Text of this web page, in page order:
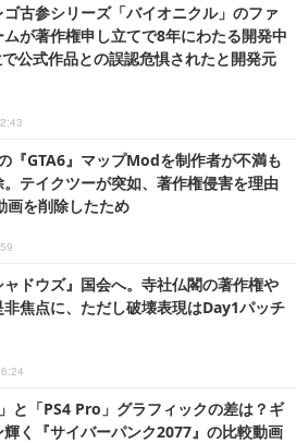
ゴ古参シリーズ「バイオニクル」のファ
ムが著作権申し立てで8年にわたる開発中
公式作品との誤認危惧されたと開発元
『GTA6』マップModを制作者が不満も
テイクツーが突如、著作権侵害を理由
画を削除したため
ャドウズ』国会へ。寺社仏閣の著作権や
焦点に、ただし破壊表現はDay1パッチ
と「PS4 Pro」グラフィックの差は？ギ
輝く『サイバーパンク2077』の比較動画